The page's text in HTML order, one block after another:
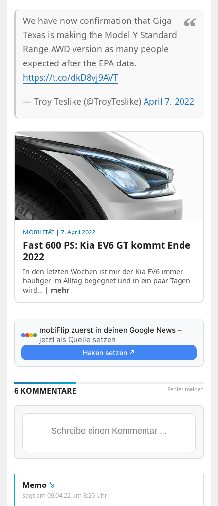
We have now confirmation that Giga
Texas is making the Model Y Standard
Range AWD version as many people
expected after the EPA data.
https://t.co/dkD8vj9AVT
— Troy Teslike (@TroyTeslike)April 7, 2022
MOBILITÄT | 7. April 2022
Fast 600 PS: Kia EV6 GT kommt Ende
2022
In den letzten Wochen ist mir der Kia EV6 immer
häufiger im Alltag begegnet und in ein paar Tagen
wird… | mehr
mobiFlip zuerst in deinen Google News –
jetzt als Quelle setzen
Haken setzen ↗
Fehler melden
6 KOMMENTARE
Memo 🏅
sagt am09.04.22 um 8:20 Uhr